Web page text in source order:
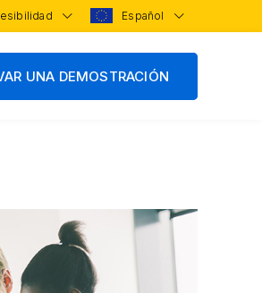
Español
UNA DEMOSTRACIÓN